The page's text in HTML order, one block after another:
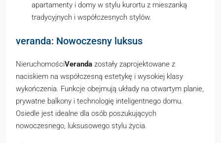
apartamenty i domy w stylu kurortu z mieszanką
tradycyjnych i współczesnych stylów.
veranda: Nowoczesny luksus
NieruchomościVeranda zostały zaprojektowane z
naciskiem na współczesną estetykę i wysokiej klasy
wykończenia. Funkcje obejmują układy na otwartym planie,
prywatne balkony i technologię inteligentnego domu.
Osiedle jest idealne dla osób poszukujących
nowoczesnego, luksusowego stylu życia.